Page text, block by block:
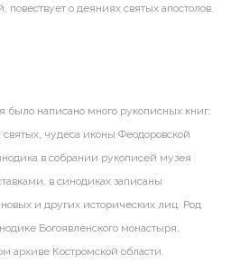
о деяниях святых апостолов.
было написано много рукописных книг:
чудеса иконы Феодоровской
в собрании рукописей музея
в синодиках записаны
и других исторических лиц. Род
Богоявленского монастыря,
архиве Костромской области.